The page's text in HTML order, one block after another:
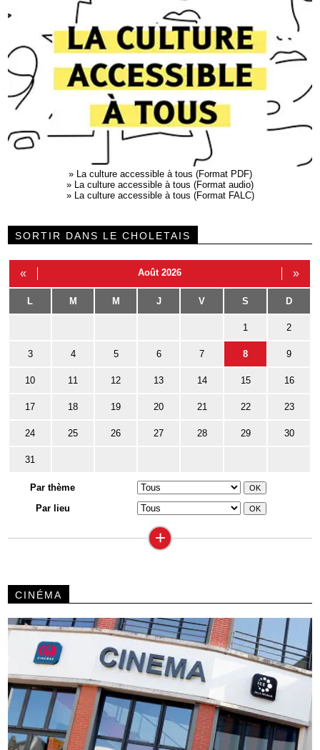
»
La culture accessible à tous (Format PDF)
»
La culture accessible à tous (Format audio)
»
La culture accessible à tous (Format FALC)
SORTIR DANS LE CHOLETAIS
« Août 2026 »
L M M J V S D
1 2
3 4 5 6 7 8 9
10 11 12 13 14 15 16
17 18 19 20 21 22 23
24 25 26 27 28 29 30
31
Par thème
Par lieu
+
CINÉMA